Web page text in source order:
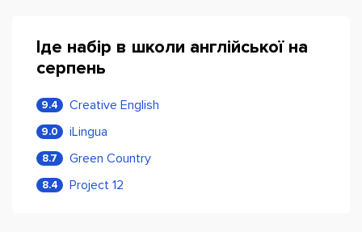
Іде набір в школи англійської на
серпень
9.4 Creative English
9.0 iLingua
8.7 Green Country
8.4 Project 12